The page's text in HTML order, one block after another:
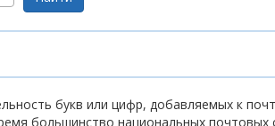
букв или цифр, добавляемых к
большинство национальных почтовых